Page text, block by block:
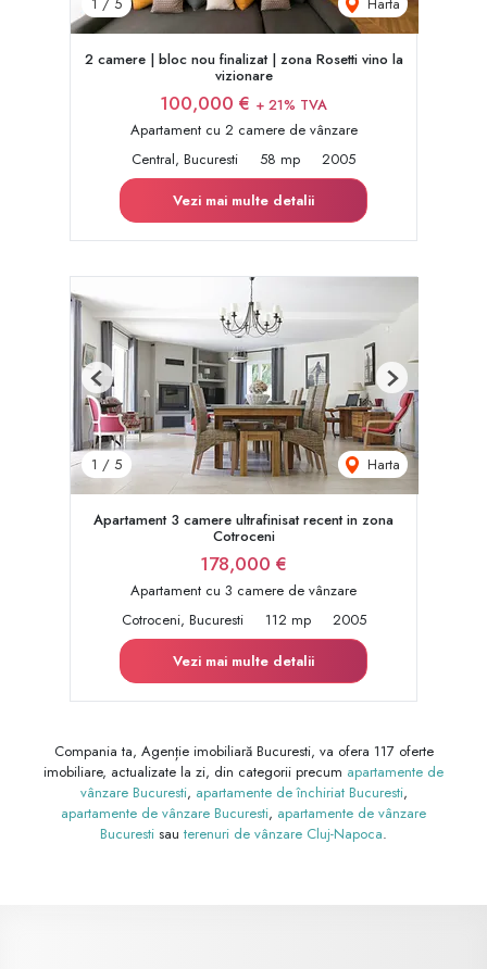
2 camere | bloc nou finalizat | zona Rosetti vino la
vizionare
100,000 € + 21% TVA
Apartament cu 2 camere de vânzare
Central, Bucuresti
58 mp
2005
Vezi mai multe detalii
1 / 5 Harta
Previous Next
Apartament 3 camere ultrafinisat recent in zona
Cotroceni
178,000 €
Apartament cu 3 camere de vânzare
Cotroceni, Bucuresti
112 mp
2005
Vezi mai multe detalii
Compania ta, Agenție imobiliară Bucuresti, va ofera 117 oferte
imobiliare, actualizate la zi, din categorii precum apartamente de
vânzare Bucuresti, apartamente de închiriat Bucuresti,
apartamente de vânzare Bucuresti, apartamente de vânzare
Bucuresti sau terenuri de vânzare Cluj-Napoca.